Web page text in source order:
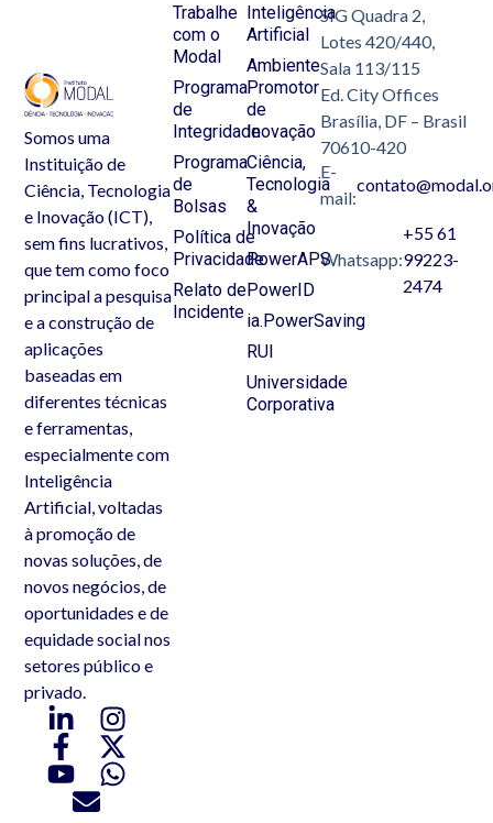
Somos uma
Instituição de
Ciência, Tecnologia
e Inovação (ICT),
sem fins lucrativos,
que tem como foco
principal a pesquisa
e a construção de
aplicações
baseadas em
diferentes técnicas
e ferramentas,
especialmente com
Inteligência
Artificial, voltadas
à promoção de
novas soluções, de
novos negócios, de
oportunidades e de
equidade social nos
setores público e
privado.
Inteligência
Artificial
Ambiente
Promotor
de
Inovação
Ciência,
Tecnologia
&
Inovação
PowerAPS
PowerID
ia.PowerSaving
RUI
Universidade
Corporativa
Trabalhe
com o
Modal
Programa
de
Integridade
Programa
de
Bolsas
Política de
Privacidade
Relato de
Incidente
SIG Quadra 2,
Lotes 420/440,
Sala 113/115
Ed. City Offices
Brasília, DF – Brasil
70610-420
E-
mail:
Whatsapp:
+55 61
99223-
2474